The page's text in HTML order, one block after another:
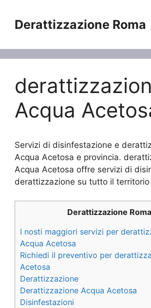
contenuto
Derattizzazione Roma
Acqua
Servizi di disinfestazione e
Acqua Acetosa e provincia.
Acqua Acetosa offre servizi di
derattizzazione su tutto il territorio
Derattizzazione Roma
I nosti maggiori servizi per
Acqua Acetosa
Richiedi il preventivo per
Acetosa
Derattizzazione
Derattizzazione Acqua Acetosa
Disinfestazioni